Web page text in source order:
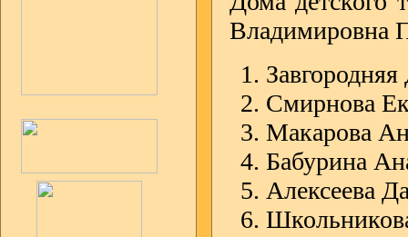
Владимировна
Смирнова
Макарова
Бабурина
Алексеева